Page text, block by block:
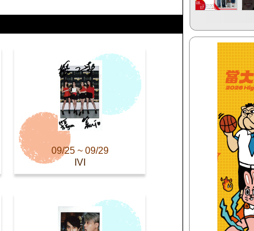
09/25 ~ 09/29
IVI
【Next】
(宜蘭)週末賴一
【Next】
(花東) 賴床音樂